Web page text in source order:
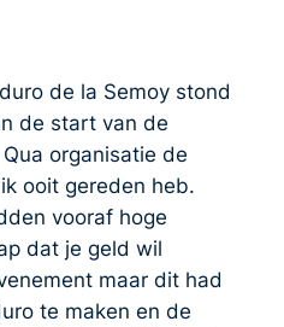
de la Semoy stond
de start van de
organisatie de
ooit gereden heb.
vooraf hoge
dat je geld wil
maar dit had
te maken en de